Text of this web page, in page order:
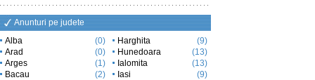
Anunturi pe judete
Alba
(0)
Arad
(0)
Arges
(1)
Bacau
(2)
Harghita
(9)
Hunedoara
(13)
Ialomita
(13)
Iasi
(9)